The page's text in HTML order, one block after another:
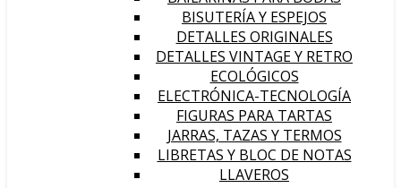
BISUTERÍA Y ESPEJOS
DETALLES ORIGINALES
DETALLES VINTAGE Y RETRO
ECOLÓGICOS
ELECTRÓNICA-TECNOLOGÍA
FIGURAS PARA TARTAS
JARRAS, TAZAS Y TERMOS
LIBRETAS Y BLOC DE NOTAS
LLAVEROS